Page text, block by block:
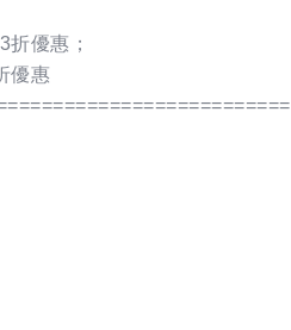
優惠；
優惠